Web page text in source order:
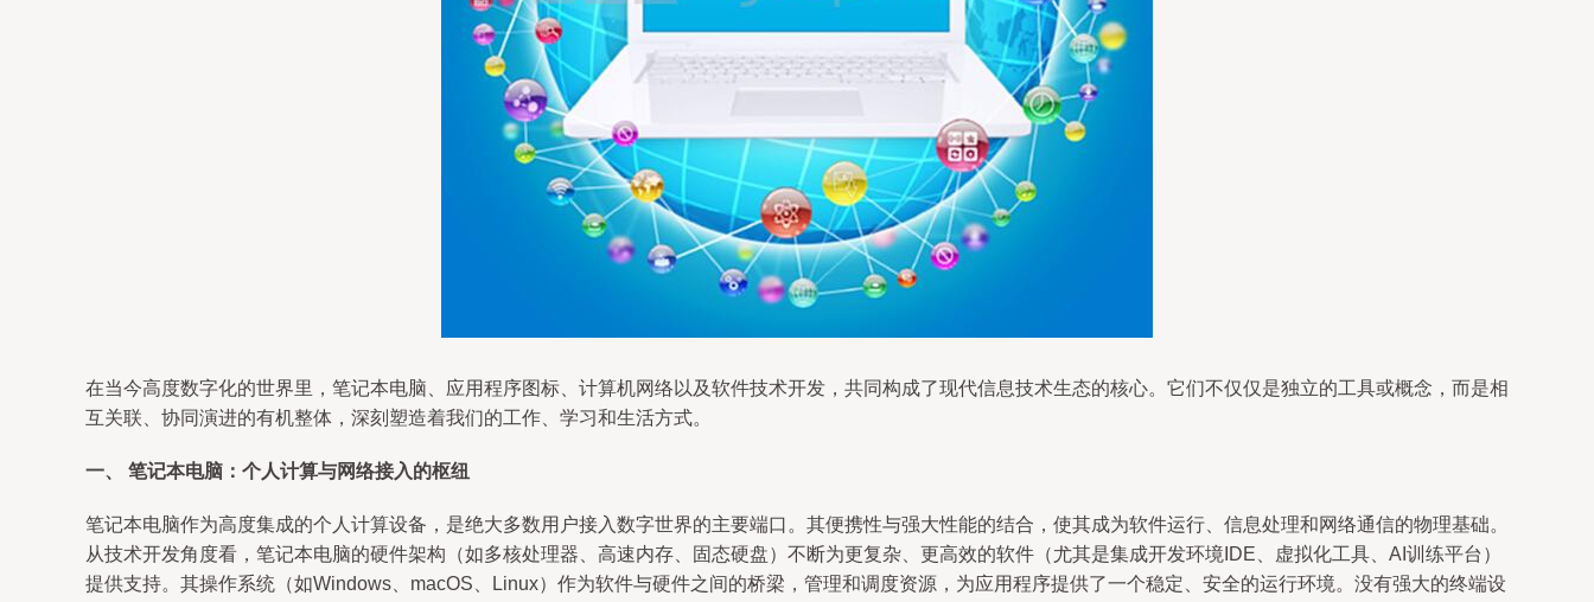
在当今高度数字化的世界里，笔记本电脑、应用程序图标、计算机网络以及软件技术开发，共同构成了现代信息技术生态的核心。它们不仅仅是独立的工具或概念，而是相
互关联、协同演进的有机整体，深刻塑造着我们的工作、学习和生活方式。
一、 笔记本电脑：个人计算与网络接入的枢纽
笔记本电脑作为高度集成的个人计算设备，是绝大多数用户接入数字世界的主要端口。其便携性与强大性能的结合，使其成为软件运行、信息处理和网络通信的物理基础。
从技术开发角度看，笔记本电脑的硬件架构（如多核处理器、高速内存、固态硬盘）不断为更复杂、更高效的软件（尤其是集成开发环境IDE、虚拟化工具、AI训练平台）
提供支持。其操作系统（如Windows、macOS、Linux）作为软件与硬件之间的桥梁，管理和调度资源，为应用程序提供了一个稳定、安全的运行环境。没有强大的终端设